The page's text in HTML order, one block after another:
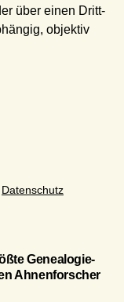
über einen Dritt-
objektiv
Datenschutz
Genealogie-
Ahnenforscher